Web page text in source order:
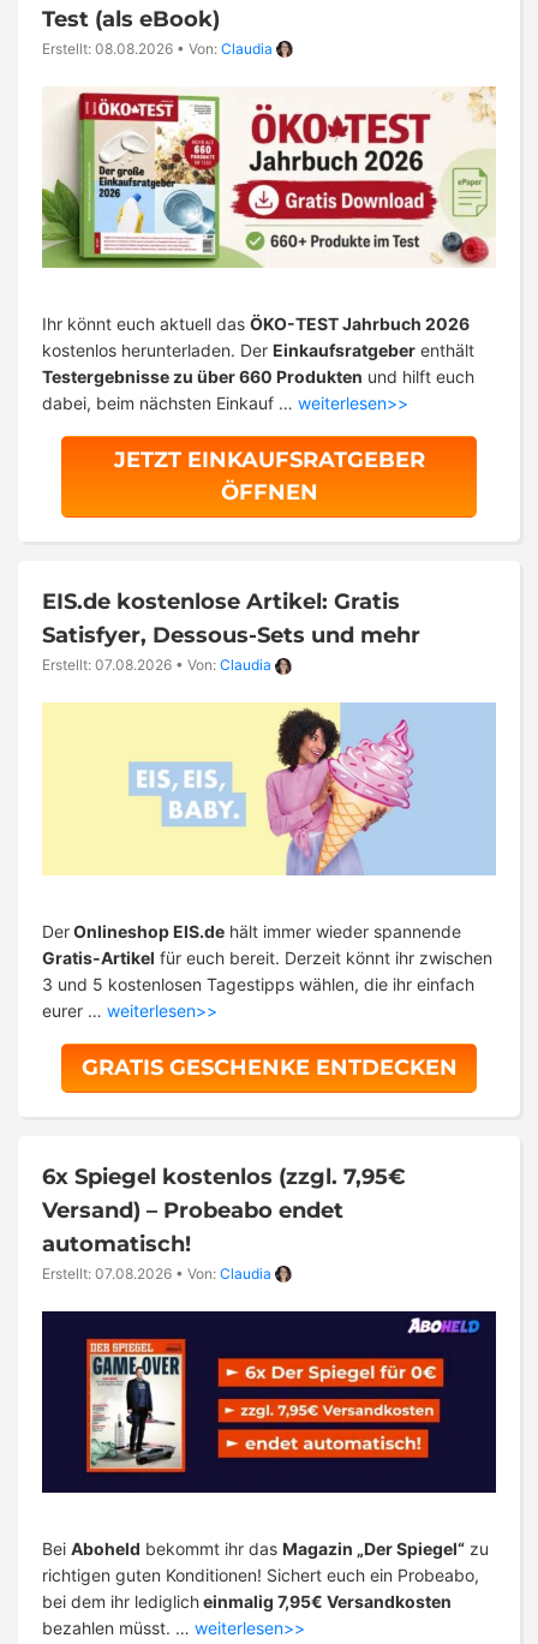
Test (als eBook)
Erstellt: 08.08.2026 • Von: Claudia
Ihr könnt euch aktuell das ÖKO-TEST Jahrbuch 2026
kostenlos herunterladen. Der Einkaufsratgeber enthält
Testergebnisse zu über 660 Produkten und hilft euch
dabei, beim nächsten Einkauf … weiterlesen>>
JETZT EINKAUFSRATGEBER
ÖFFNEN
EIS.de kostenlose Artikel: Gratis
Satisfyer, Dessous-Sets und mehr
Erstellt: 07.08.2026 • Von: Claudia
DerOnlineshop EIS.de hält immer wieder spannende
Gratis-Artikel für euch bereit. Derzeit könnt ihr zwischen
3 und 5 kostenlosen Tagestipps wählen, die ihr einfach
eurer … weiterlesen>>
GRATIS GESCHENKE ENTDECKEN
6x Spiegel kostenlos (zzgl. 7,95€
Versand) – Probeabo endet
automatisch!
Erstellt: 07.08.2026 • Von: Claudia
Bei Aboheld bekommt ihr das Magazin „Der Spiegel“ zu
richtigen guten Konditionen! Sichert euch ein Probeabo,
bei dem ihr lediglicheinmalig 7,95€ Versandkosten
bezahlen müsst. … weiterlesen>>